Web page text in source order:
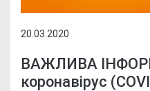
20.03.2020
ВАЖЛИВА
коронавірус